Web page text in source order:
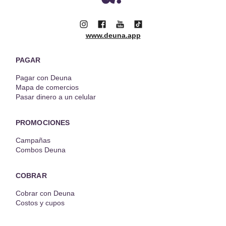
www.deuna.app
PAGAR
Pagar con Deuna
Mapa de comercios
Pasar dinero a un celular
PROMOCIONES
Campañas
Combos Deuna
COBRAR
Cobrar con Deuna
Costos y cupos